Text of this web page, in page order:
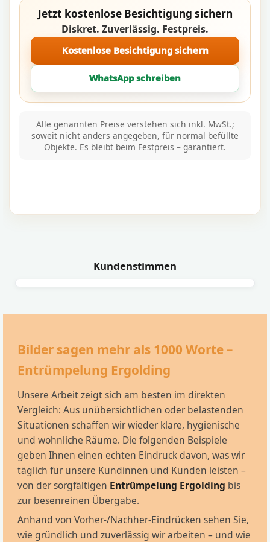
Jetzt kostenlose Besichtigung sichern
Diskret. Zuverlässig. Festpreis.
Kostenlose Besichtigung sichern
WhatsApp schreiben
Alle genannten Preise verstehen sich inkl. MwSt.;
soweit nicht anders angegeben, für normal befüllte
Objekte. Es bleibt beim Festpreis – garantiert.
Kundenstimmen
Bilder sagen mehr als 1000 Worte –
Entrümpelung Ergolding
Unsere Arbeit zeigt sich am besten im direkten
Vergleich: Aus unübersichtlichen oder belastenden
Situationen schaffen wir wieder klare, hygienische
und wohnliche Räume. Die folgenden Beispiele
geben Ihnen einen echten Eindruck davon, was wir
täglich für unsere Kundinnen und Kunden leisten –
von der sorgfältigen Entrümpelung Ergolding bis
zur besenreinen Übergabe.
Anhand von Vorher-/Nachher-Eindrücken sehen Sie,
wie gründlich und zuverlässig wir arbeiten – und wie